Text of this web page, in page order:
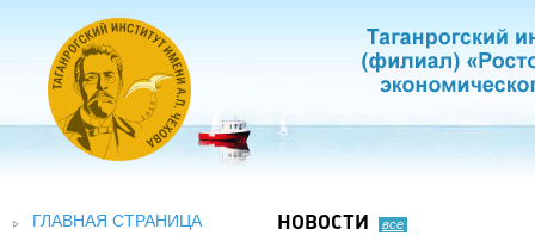
ГЛАВНАЯ СТРАНИЦА
НОВОСТИ все